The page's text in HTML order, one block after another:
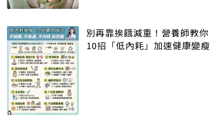
別再靠挨餓減重！營養師教你
10招「低內耗」加速健康變瘦